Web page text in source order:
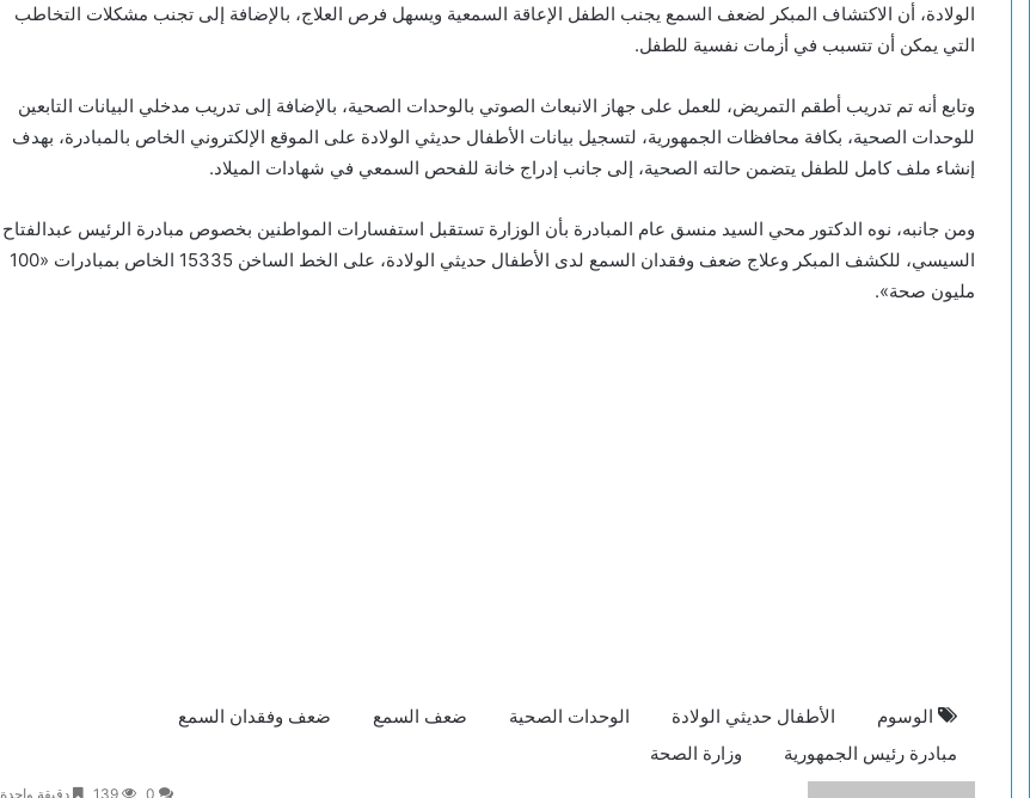
الولادة، أن الاكتشاف المبكر لضعف السمع يجنب الطفل الإعاقة السمعية ويسهل فرص العلاج، بالإضافة إلى تجنب مشكلات التخاطب
التي يمكن أن تتسبب في أزمات نفسية للطفل.
وتابع أنه تم تدريب أطقم التمريض، للعمل على جهاز الانبعاث الصوتي بالوحدات الصحية، بالإضافة إلى تدريب مدخلي البيانات التابعين
للوحدات الصحية، بكافة محافظات الجمهورية، لتسجيل بيانات الأطفال حديثي الولادة على الموقع الإلكتروني الخاص بالمبادرة، بهدف
إنشاء ملف كامل للطفل يتضمن حالته الصحية، إلى جانب إدراج خانة للفحص السمعي في شهادات الميلاد.
ومن جانبه، نوه الدكتور محي السيد منسق عام المبادرة بأن الوزارة تستقبل استفسارات المواطنين بخصوص مبادرة الرئيس عبدالفتاح
السيسي، للكشف المبكر وعلاج ضعف وفقدان السمع لدى الأطفال حديثي الولادة، على الخط الساخن 15335 الخاص بمبادرات «100
مليون صحة».
الوسوم الأطفال حديثي الولادة الوحدات الصحية ضعف السمع
ضعف وفقدان السمع
مبادرة رئيس الجمهورية
وزارة الصحة
0
139 دقيقة واحدة